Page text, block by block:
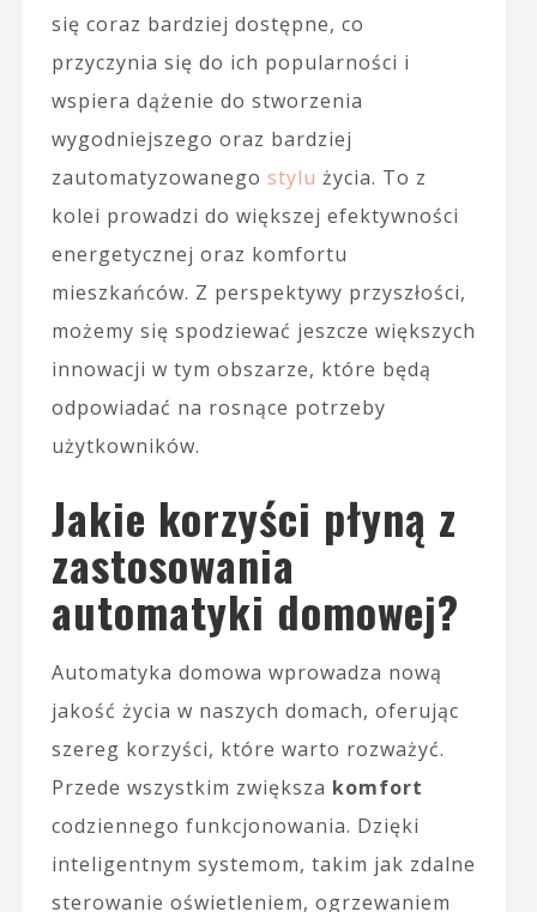
się coraz bardziej dostępne, co
przyczynia się do ich popularności i
wspiera dążenie do stworzenia
wygodniejszego oraz bardziej
zautomatyzowanego stylu życia. To z
kolei prowadzi do większej efektywności
energetycznej oraz komfortu
mieszkańców. Z perspektywy przyszłości,
możemy się spodziewać jeszcze większych
innowacji w tym obszarze, które będą
odpowiadać na rosnące potrzeby
użytkowników.
Jakie korzyści płyną z
zastosowania
automatyki domowej?
Automatyka domowa wprowadza nową
jakość życia w naszych domach, oferując
szereg korzyści, które warto rozważyć.
Przede wszystkim zwiększa komfort
codziennego funkcjonowania. Dzięki
inteligentnym systemom, takim jak zdalne
sterowanie oświetleniem, ogrzewaniem